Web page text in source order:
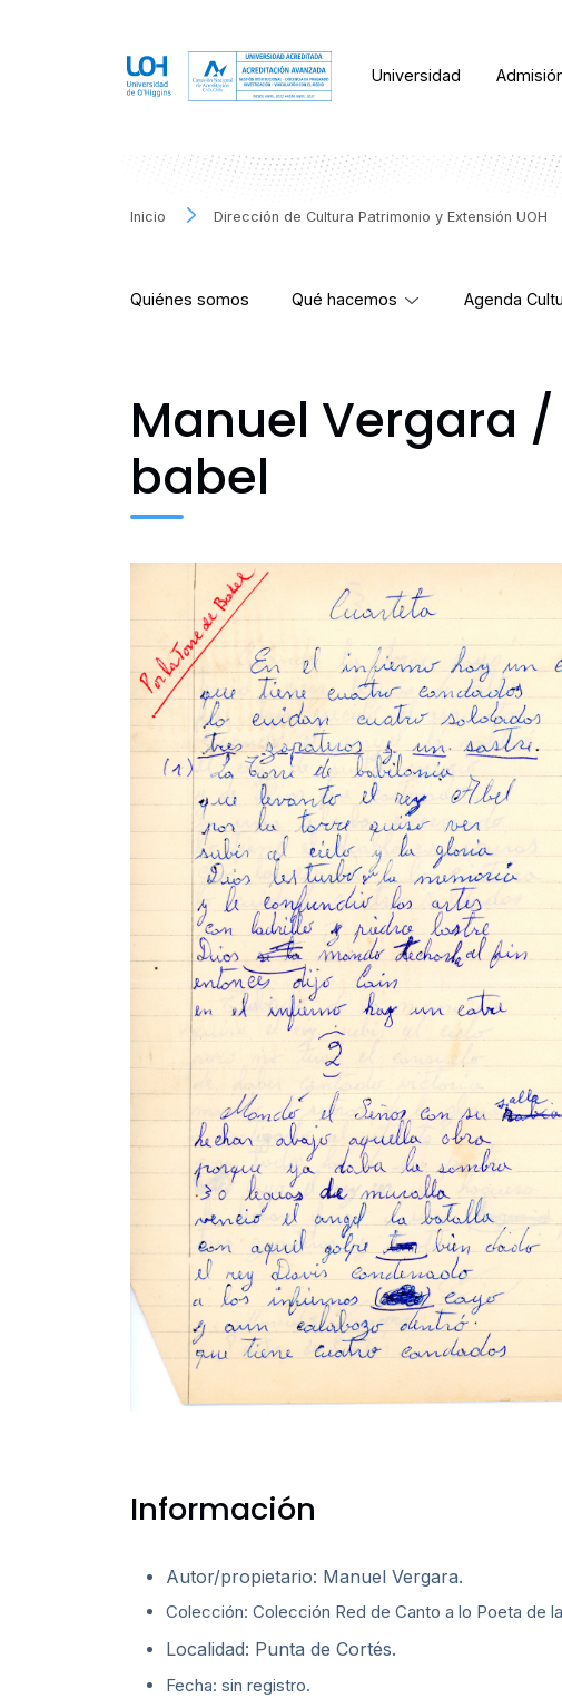
Universidad
Inicio Dirección de Cultura Patrimonio y Extensión UOH
Quiénes somos Qué hacemos Agenda
Manuel Vergara
babel
Información
Autor/propietario: Manuel Vergara.
Colección: Colección Red de Canto a lo Poeta de
Localidad: Punta de Cortés.
Fecha: sin registro.